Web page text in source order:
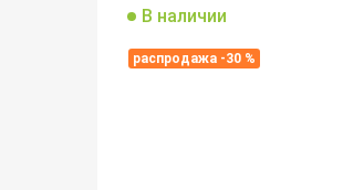
В наличии
распродажа -30 %